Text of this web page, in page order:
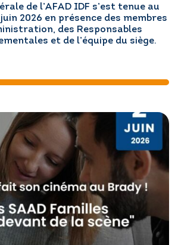
de l’AFAD IDF s’est tenue au
2026 en présence des membres
des Responsables
et de l’équipe du siège.